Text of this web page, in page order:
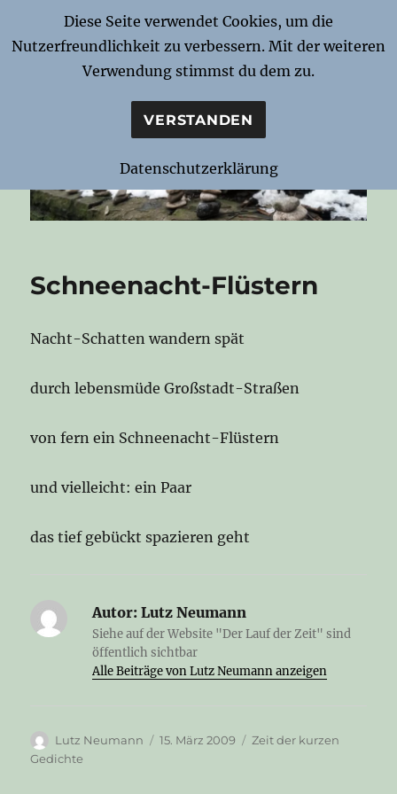
Notizen zur Nacht
Schneenacht-Flüstern
Nacht-Schatten wandern spät
durch lebensmüde Großstadt-Straßen
von fern ein Schneenacht-Flüstern
und vielleicht: ein Paar
das tief gebückt spazieren geht
Autor: Lutz Neumann
Siehe auf der Website "Der Lauf der Zeit" sind
öffentlich sichtbar
Alle Beiträge von Lutz Neumann anzeigen
Autor
Lutz Neumann
Veröffentlicht
15. März 2009 Kategorien
Zeit der kurzen
Gedichte
Diese Seite verwendet Cookies, um die
Nutzerfreundlichkeit zu verbessern. Mit der weiteren
Verwendung stimmst du dem zu.
VERSTANDEN
Datenschutzerklärung